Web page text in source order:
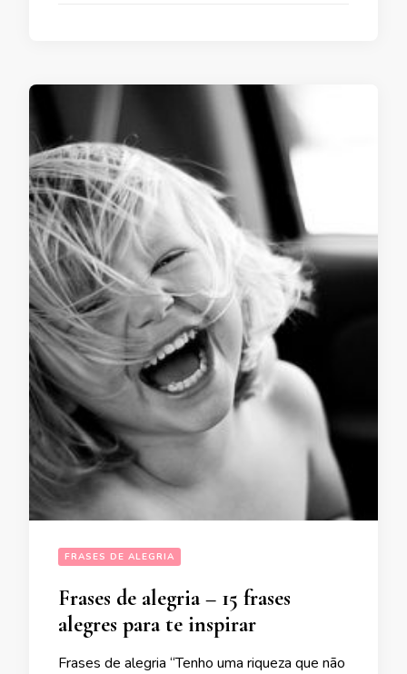
FRASES DE ALEGRIA
Frases de alegria – 15 frases
alegres para te inspirar
Frases de alegria “Tenho uma riqueza que não